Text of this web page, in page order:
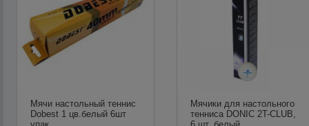
Мячи настольный теннис
Dobest 1 цв.белый 6шт
Мячики для настольного
тенниса DONIC 2T-CLUB,